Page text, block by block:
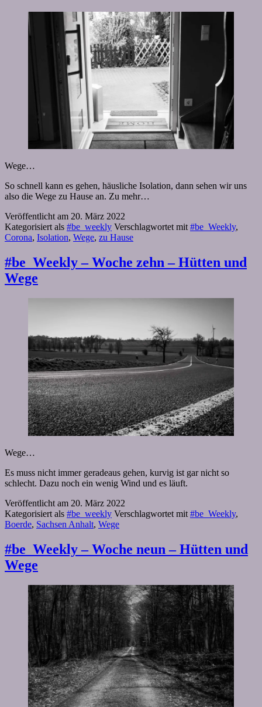
Wege…
So schnell kann es gehen, häusliche Isolation, dann sehen wir uns
also die Wege zu Hause an. Zu mehr…
Veröffentlicht am 20. März 2022
Kategorisiert als #be_weekly Verschlagwortet mit#be_Weekly,
Corona, Isolation, Wege, zu Hause
#be_Weekly – Woche zehn – Hütten und
Wege
Wege…
Es muss nicht immer geradeaus gehen, kurvig ist gar nicht so
schlecht. Dazu noch ein wenig Wind und es läuft.
Veröffentlicht am 20. März 2022
Kategorisiert als #be_weekly Verschlagwortet mit #be_Weekly,
Boerde, Sachsen Anhalt, Wege
#be_Weekly – Woche neun – Hütten und
Wege